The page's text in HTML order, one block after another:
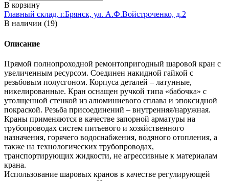
В корзину
Главный склад, г.Брянск, ул. А.Ф.Войстроченко, д.2
В наличии (19)
Описание
Прямой полнопроходной ремонтопригодный шаровой кран с
увеличенным ресурсом. Соединен накидной гайкой с
резьбовым полусгоном. Корпуса деталей – латунные,
никелированные. Кран оснащен ручкой типа «бабочка» с
утолщенной стенкой из алюминиевого сплава и эпоксидной
покраской. Резьба присоединений – внутренняя/наружная.
Краны применяются в качестве запорной арматуры на
трубопроводах систем питьевого и хозяйственного
назначения, горячего водоснабжения, водяного отопления, а
также на технологических трубопроводах,
транспортирующих жидкости, не агрессивные к материалам
крана.
Использование шаровых кранов в качестве регулирующей